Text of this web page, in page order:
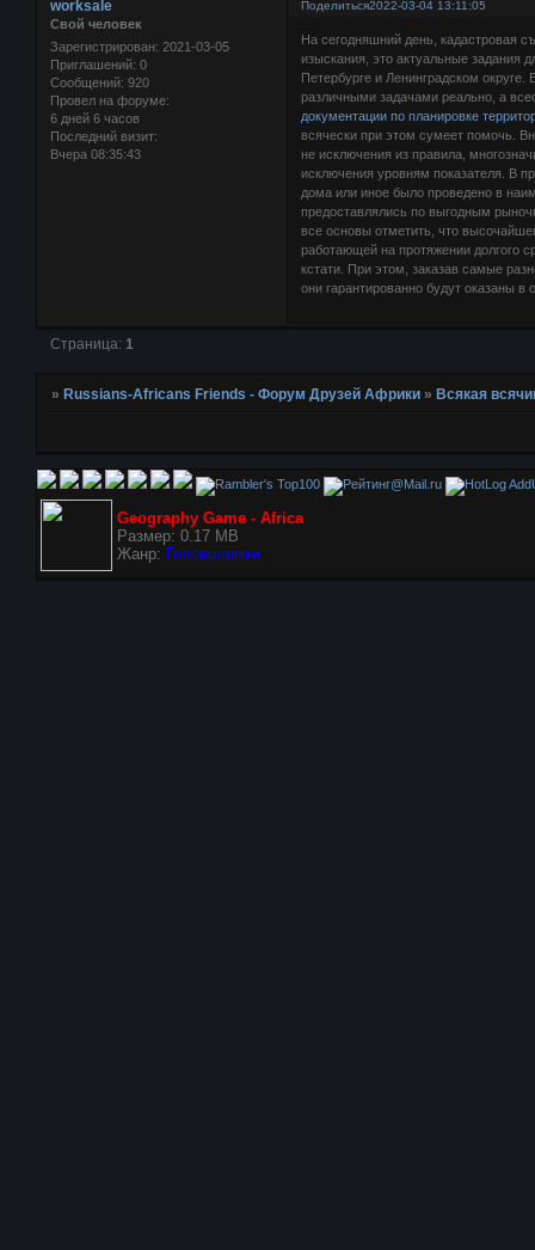
Поделиться2022-03-04 13:11:05
worksale
Свой человек
Зарегистрирован: 2021-03-05
Приглашений: 0
Сообщений: 920
Провел на форуме:
6 дней 6 часов
Последний визит:
Вчера 08:35:43
На сегодняшний день, кадастровая
изыскания, это актуальные задания
Петербурге и Ленинградском
различными задачами реально, а
документации по планировке
всячески при этом сумеет помочь.
не исключения из правила,
исключения уровням показателя. В
дома или иное было проведено в
предоставлялись по выгодным
все основы отметить, что
работающей на протяжении долгого
кстати. При этом, заказав самые
они гарантированно будут оказаны в
Страница: 1
»Russians-Africans Friends - Форум Друзей Африки »Всякая
Geography Game - Africa
Размер: 0.17 MB
Жанр: Головоломки